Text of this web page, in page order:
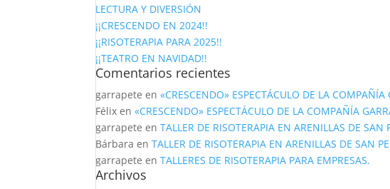
LECTURA Y DIVERSIÓN
¡¡CRESCENDO EN 2024!!
¡¡RISOTERAPIA PARA 2025!!
¡¡TEATRO EN NAVIDAD!!
Comentarios recientes
garrapete en«CRESCENDO» ESPECTÁCULO DE LA COMPAÑÍA
Félix en«CRESCENDO» ESPECTÁCULO DE LA COMPAÑÍA
garrapete enTALLER DE RISOTERAPIA EN ARENILLAS DE SAN
Bárbara enTALLER DE RISOTERAPIA EN ARENILLAS DE SAN
garrapete enTALLERES DE RISOTERAPIA PARA EMPRESAS.
Archivos